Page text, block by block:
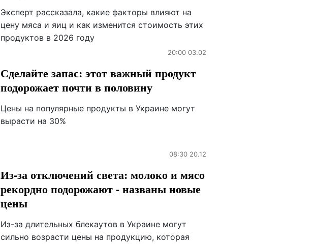
Эксперт рассказала, какие факторы влияют на
цену мяса и яиц и как изменится стоимость этих
продуктов в 2026 году
20:00 03.02
Сделайте запас: этот важный продукт
подорожает почти в половину
Цены на популярные продукты в Украине могут
вырасти на 30%
08:30 20.12
Из-за отключений света: молоко и мясо
рекордно подорожают - названы новые
цены
Из-за длительных блекаутов в Украине могут
сильно возрасти цены на продукцию, которая